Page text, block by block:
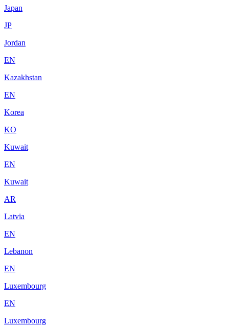
Japan
JP
Jordan
EN
Kazakhstan
EN
Korea
KO
Kuwait
EN
Kuwait
AR
Latvia
EN
Lebanon
EN
Luxembourg
EN
Luxembourg